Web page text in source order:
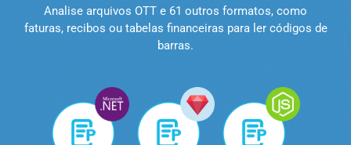
Analise arquivos OTT e 61 outros formatos, como
faturas, recibos ou tabelas financeiras para ler códigos de
barras.